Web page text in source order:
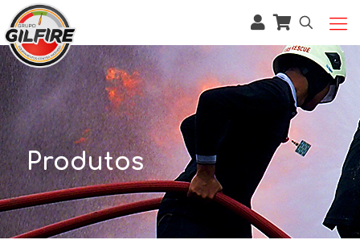
Produtos